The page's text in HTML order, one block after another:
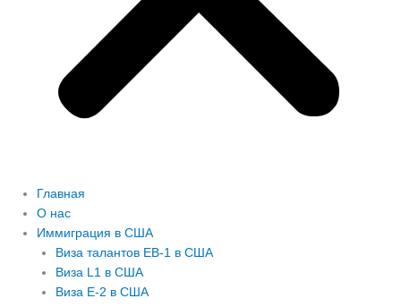
Главная
О нас
Иммиграция в США
Виза талантов EB-1 в США
Виза L1 в США
Виза E-2 в США